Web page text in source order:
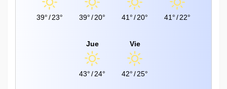
39°/23° 39°/20° 41°/20° 41°/22°
Jue
43°/24°
Vie
42°/25°